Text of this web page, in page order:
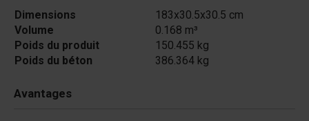
Dimensions
183x30.5x30.5 cm
Volume
0.168 m³
Poids du produit
150.455 kg
Poids du béton
386.364 kg
Avantages